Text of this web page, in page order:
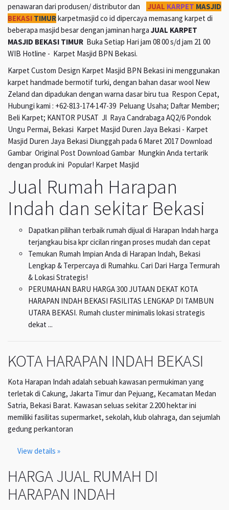
penawaran dari produsen/ distributor dan
JUAL KARPET MASJID
BEKASI TIMURkarpetmasjid co id dipercaya memasang karpet di
beberapa masjid besar dengan jaminan harga JUAL KARPET
MASJID BEKASI TIMUR Buka Setiap Hari jam 08 00 s/d jam 21 00
WIB Hotline - Karpet Masjid BPN Bekasi.
Karpet Custom Design Karpet Masjid BPN Bekasi ini menggunakan
karpet handmade bermotif turki, dengan bahan dasar wool New
Zeland dan dipadukan dengan warna dasar biru tua Respon Cepat,
Hubungi kami : +62-813-174-147-39 Peluang Usaha; Daftar Member;
Beli Karpet; KANTOR PUSAT Jl Raya Candrabaga AQ2/6 Pondok
Ungu Permai, Bekasi Karpet Masjid Duren Jaya Bekasi - Karpet
Masjid Duren Jaya Bekasi Diunggah pada 6 Maret 2017 Download
Gambar Original Post Download Gambar Mungkin Anda tertarik
dengan produk ini Popular! Karpet Masjid
Jual Rumah Harapan
Indah dan sekitar Bekasi
Dapatkan pilihan terbaik rumah dijual di Harapan Indah harga
terjangkau bisa kpr cicilan ringan proses mudah dan cepat
Temukan Rumah Impian Anda di Harapan Indah, Bekasi
Lengkap & Terpercaya di Rumahku. Cari Dari Harga Termurah
& Lokasi Strategis!
PERUMAHAN BARU HARGA 300 JUTAAN DEKAT KOTA
HARAPAN INDAH BEKASI FASILITAS LENGKAP DI TAMBUN
UTARA BEKASI. Rumah cluster minimalis lokasi strategis
dekat ...
KOTA HARAPAN INDAH BEKASI
Kota Harapan Indah adalah sebuah kawasan permukiman yang
terletak di Cakung, Jakarta Timur dan Pejuang, Kecamatan Medan
Satria, Bekasi Barat. Kawasan seluas sekitar 2.200 hektar ini
memiliki fasilitas supermarket, sekolah, klub olahraga, dan sejumlah
gedung perkantoran
View details »
HARGA JUAL RUMAH DI
HARAPAN INDAH